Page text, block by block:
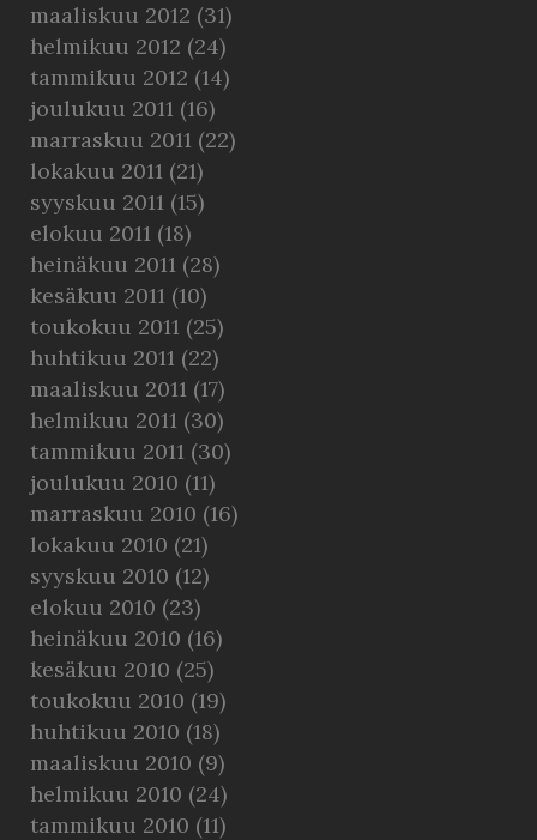
maaliskuu 2012 (31)
helmikuu 2012 (24)
tammikuu 2012 (14)
joulukuu 2011 (16)
marraskuu 2011 (22)
lokakuu 2011 (21)
syyskuu 2011 (15)
elokuu 2011 (18)
heinäkuu 2011 (28)
kesäkuu 2011 (10)
toukokuu 2011 (25)
huhtikuu 2011 (22)
maaliskuu 2011 (17)
helmikuu 2011 (30)
tammikuu 2011 (30)
joulukuu 2010 (11)
marraskuu 2010 (16)
lokakuu 2010 (21)
syyskuu 2010 (12)
elokuu 2010 (23)
heinäkuu 2010 (16)
kesäkuu 2010 (25)
toukokuu 2010 (19)
huhtikuu 2010 (18)
maaliskuu 2010 (9)
helmikuu 2010 (24)
tammikuu 2010 (11)